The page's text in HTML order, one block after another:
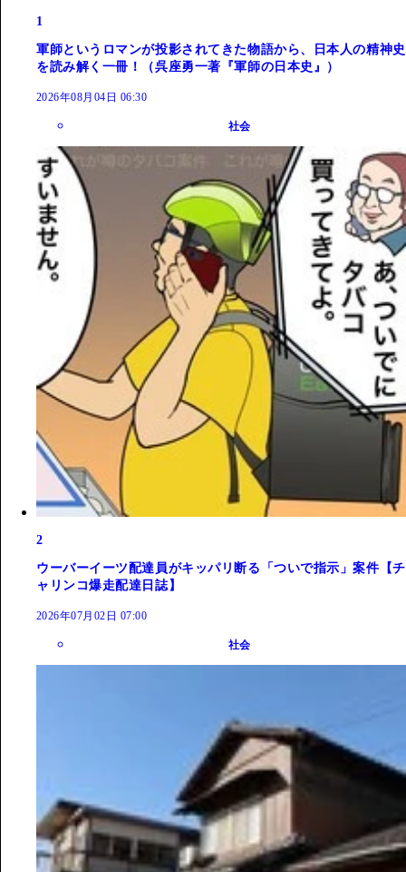
1
軍師というロマンが投影されてきた物語から、日本人の精神史
を読み解く一冊！（呉座勇一著『軍師の日本史』）
2026年08月04日 06:30
社会
2
ウーバーイーツ配達員がキッパリ断る「ついで指示」案件【チ
ャリンコ爆走配達日誌】
2026年07月02日 07:00
社会